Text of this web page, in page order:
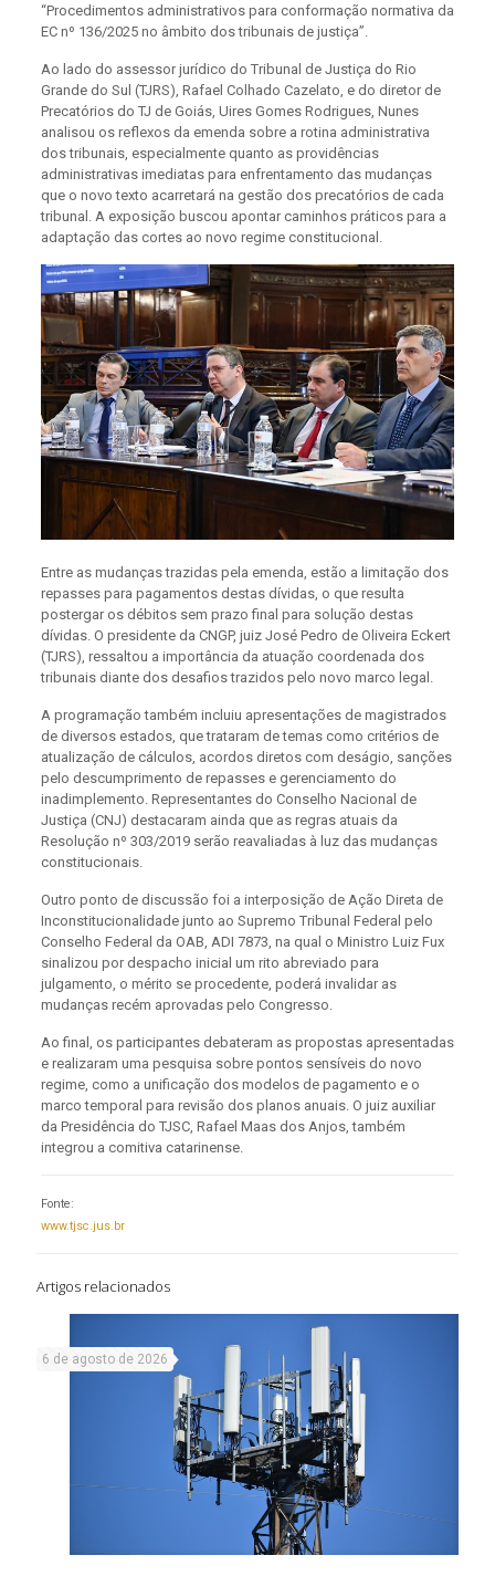
“Procedimentos administrativos para conformação normativa da
EC nº 136/2025 no âmbito dos tribunais de justiça”.
Ao lado do assessor jurídico do Tribunal de Justiça do Rio
Grande do Sul (TJRS), Rafael Colhado Cazelato, e do diretor de
Precatórios do TJ de Goiás, Uires Gomes Rodrigues, Nunes
analisou os reflexos da emenda sobre a rotina administrativa
dos tribunais, especialmente quanto as providências
administrativas imediatas para enfrentamento das mudanças
que o novo texto acarretará na gestão dos precatórios de cada
tribunal. A exposição buscou apontar caminhos práticos para a
adaptação das cortes ao novo regime constitucional.
Entre as mudanças trazidas pela emenda, estão a limitação dos
repasses para pagamentos destas dívidas, o que resulta
postergar os débitos sem prazo final para solução destas
dívidas. O presidente da CNGP, juiz José Pedro de Oliveira Eckert
(TJRS), ressaltou a importância da atuação coordenada dos
tribunais diante dos desafios trazidos pelo novo marco legal.
A programação também incluiu apresentações de magistrados
de diversos estados, que trataram de temas como critérios de
atualização de cálculos, acordos diretos com deságio, sanções
pelo descumprimento de repasses e gerenciamento do
inadimplemento. Representantes do Conselho Nacional de
Justiça (CNJ) destacaram ainda que as regras atuais da
Resolução nº 303/2019 serão reavaliadas à luz das mudanças
constitucionais.
Outro ponto de discussão foi a interposição de Ação Direta de
Inconstitucionalidade junto ao Supremo Tribunal Federal pelo
Conselho Federal da OAB, ADI 7873, na qual o Ministro Luiz Fux
sinalizou por despacho inicial um rito abreviado para
julgamento, o mérito se procedente, poderá invalidar as
mudanças recém aprovadas pelo Congresso.
Ao final, os participantes debateram as propostas apresentadas
e realizaram uma pesquisa sobre pontos sensíveis do novo
regime, como a unificação dos modelos de pagamento e o
marco temporal para revisão dos planos anuais. O juiz auxiliar
da Presidência do TJSC, Rafael Maas dos Anjos, também
integrou a comitiva catarinense.
Fonte:
www.tjsc.jus.br
Artigos relacionados
6 de agosto de 2026